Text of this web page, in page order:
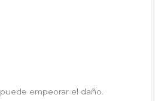
empeorar el daño.